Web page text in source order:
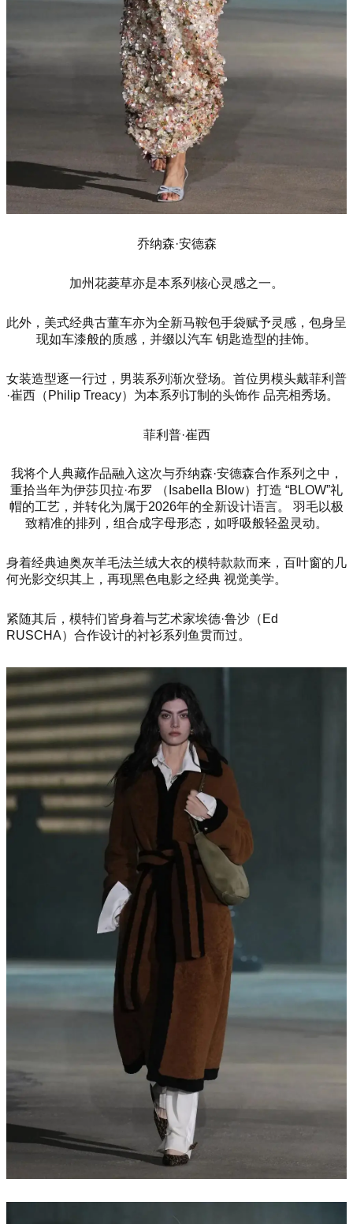
乔纳森·安德森
加州花菱草亦是本系列核心灵感之一。
此外，美式经典古董车亦为全新马鞍包手袋赋予灵感，包身呈
现如车漆般的质感，并缀以汽车 钥匙造型的挂饰。
女装造型逐一行过，男装系列渐次登场。首位男模头戴菲利普
·崔西（Philip Treacy）为本系列订制的头饰作 品亮相秀场。
菲利普·崔西
我将个人典藏作品融入这次与乔纳森·安德森合作系列之中，
重拾当年为伊莎贝拉·布罗 （Isabella Blow）打造 “BLOW”礼
帽的工艺，并转化为属于2026年的全新设计语言。 羽毛以极
致精准的排列，组合成字母形态，如呼吸般轻盈灵动。
身着经典迪奥灰羊毛法兰绒大衣的模特款款而来，百叶窗的几
何光影交织其上，再现黑色电影之经典 视觉美学。
紧随其后，模特们皆身着与艺术家埃德·鲁沙（Ed
RUSCHA）合作设计的衬衫系列鱼贯而过。